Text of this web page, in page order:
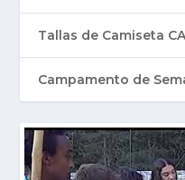
Tallas de Camiseta
Campamento de